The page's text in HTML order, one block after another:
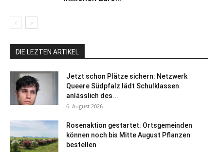
DIE LEZTEN ARTIKEL
Jetzt schon Plätze sichern: Netzwerk
Queere Südpfalz lädt Schulklassen
anlässlich des...
6. August 2026
Rosenaktion gestartet: Ortsgemeinden
können noch bis Mitte August Pflanzen
bestellen